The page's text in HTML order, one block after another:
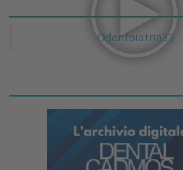
Odontoiatria33